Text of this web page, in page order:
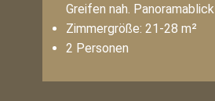
Greifen nah. Panoramablick
Zimmergröße: 21-28 m²
2 Personen